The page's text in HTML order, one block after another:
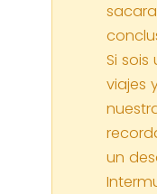
Si
viajes
un